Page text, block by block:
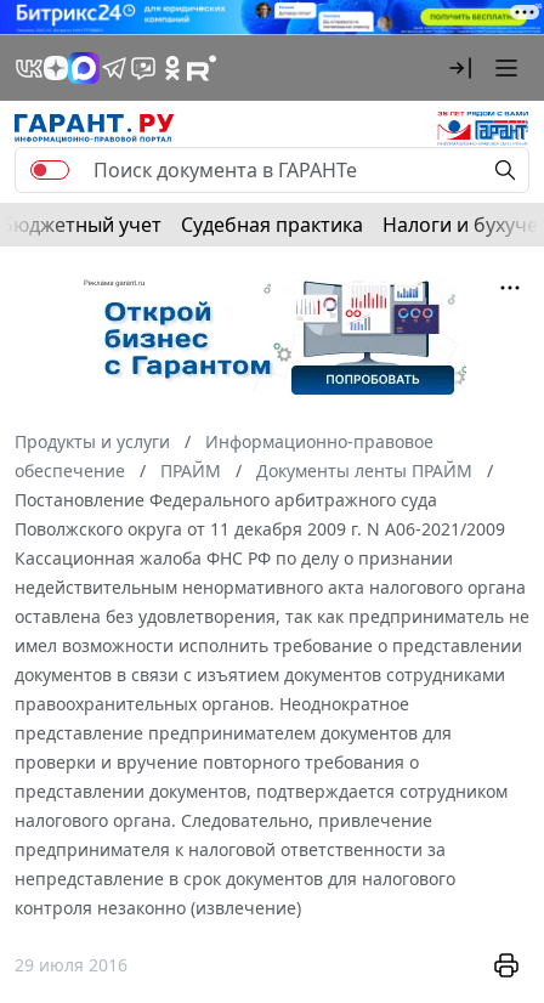
Бюджетный учет Судебная практика Налоги и
Продукты и услуги
Информационно-правовое
обеспечение
ПРАЙМ
Документы ленты ПРАЙМ
Постановление Федерального арбитражного суда
Поволжского округа от 11 декабря 2009 г. N А06-2021/2009
Кассационная жалоба ФНС РФ по делу о признании
недействительным ненормативного акта налогового органа
оставлена без удовлетворения, так как предприниматель не
имел возможности исполнить требование о представлении
документов в связи с изъятием документов сотрудниками
правоохранительных органов. Неоднократное
представление предпринимателем документов для
проверки и вручение повторного требования о
представлении документов, подтверждается сотрудником
налогового органа. Следовательно, привлечение
предпринимателя к налоговой ответственности за
непредставление в срок документов для налогового
контроля незаконно (извлечение)
29 июля 2016